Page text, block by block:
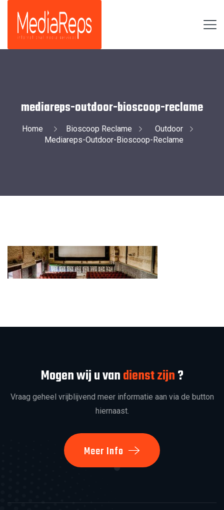
mediareps-outdoor-bioscoop-reclame
Home Bioscoop Reclame
Outdoor
Mediareps-Outdoor-Bioscoop-Reclame
Mogen wij u vandienst zijn?
Vraag geheel vrijblijvend meer informatie aan via de button
hiernaast.
Meer Info